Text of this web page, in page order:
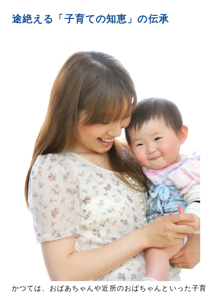
途絶える「子育ての知恵」の伝承
かつては、おばあちゃんや近所のおばちゃんといった子育